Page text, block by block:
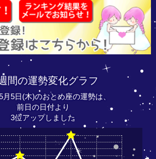
間の運勢変化グラフ
月5日(木)のおとめ座の運勢は、
前日の日付より
3位アップしました